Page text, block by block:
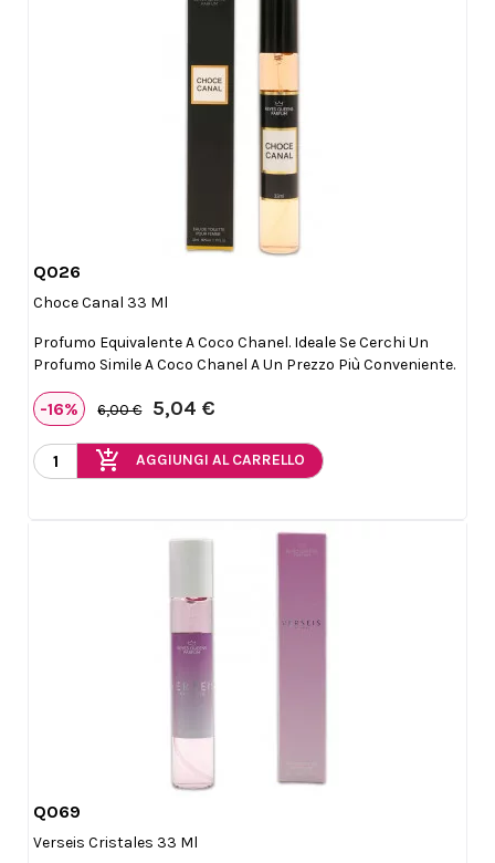
Q026
Choce Canal 33 Ml
Profumo Equivalente A Coco Chanel. Ideale Se Cerchi Un
Profumo Simile A Coco Chanel A Un Prezzo Più Conveniente.
-16% 6,00 € 5,04 €
add_shopping_cart AGGIUNGI AL CARRELLO
Q069
Verseis Cristales 33 Ml